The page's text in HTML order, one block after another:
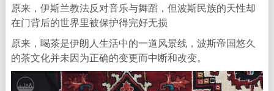
原来，伊斯兰教法反对音乐与舞蹈，但波斯民族的天性却
在门背后的世界里被保护得完好无损
原来，喝茶是伊朗人生活中的一道风景线，波斯帝国悠久
的茶文化并未因为正确的变更而中断和改变。